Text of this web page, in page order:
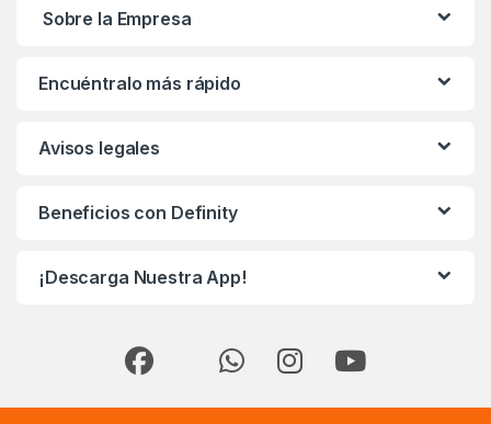
Sobre la Empresa
Encuéntralo más rápido
Avisos legales
Beneficios con Definity
¡Descarga Nuestra App!